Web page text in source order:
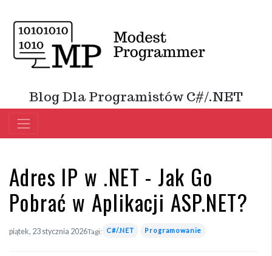
Blog Dla Programistów C#/.NET
Adres IP w .NET - Jak Go
Pobrać w Aplikacji ASP.NET?
piątek, 23 stycznia 2026Tagi: C#/.NET Programowanie